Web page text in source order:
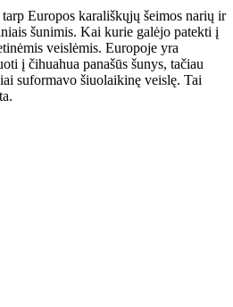
Europos karališkųjų šeimos narių ir
šunimis. Kai kurie galėjo patekti į
veislėmis. Europoje yra
į čihuahua panašūs šunys, tačiau
suformavo šiuolaikinę veislę. Tai